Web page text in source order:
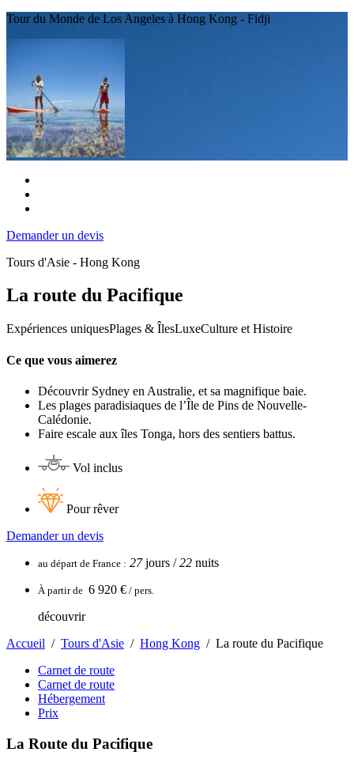
Tour du Monde de Los Angeles à Hong Kong - Fidji
Demander un devis
Tours d'Asie - Hong Kong
La route du Pacifique
Expériences uniquesPlages & ÎlesLuxeCulture et Histoire
Ce que vous aimerez
Découvrir Sydney en Australie, et sa magnifique baie.
Les plages paradisiaques de l’Île de Pins de Nouvelle-
Calédonie.
Faire escale aux îles Tonga, hors des sentiers battus.
Vol inclus
Pour rêver
Demander un devis
au départ de France : 27jours /22 nuits
À partir de 6 920 € / pers.
découvrir
Accueil / Tours d'Asie / Hong Kong / La route du Pacifique
Carnet de route
Carnet de route
Hébergement
Prix
La Route du Pacifique